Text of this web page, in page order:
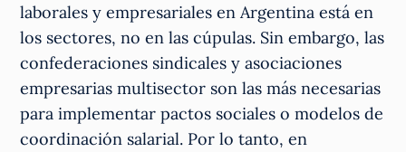
laborales y empresariales en Argentina está en
los sectores, no en las cúpulas. Sin embargo, las
confederaciones sindicales y asociaciones
empresarias multisector son las más necesarias
para implementar pactos sociales o modelos de
coordinación salarial. Por lo tanto, en